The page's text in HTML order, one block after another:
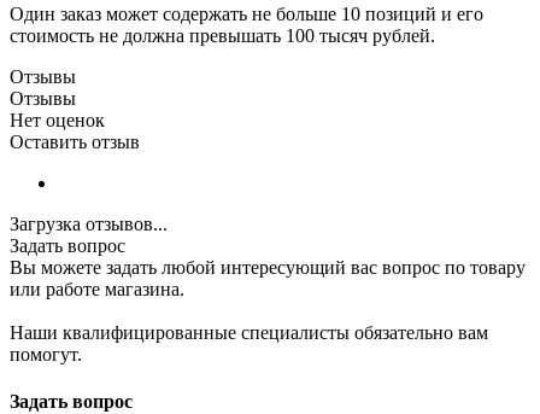
Один заказ может содержать не больше 10 позиций и его
стоимость не должна превышать 100 тысяч рублей.
Отзывы
Отзывы
Нет оценок
Оставить отзыв
Загрузка отзывов...
Задать вопрос
Вы можете задать любой интересующий вас вопрос по товару
или работе магазина.
Наши квалифицированные специалисты обязательно вам
помогут.
Задать вопрос